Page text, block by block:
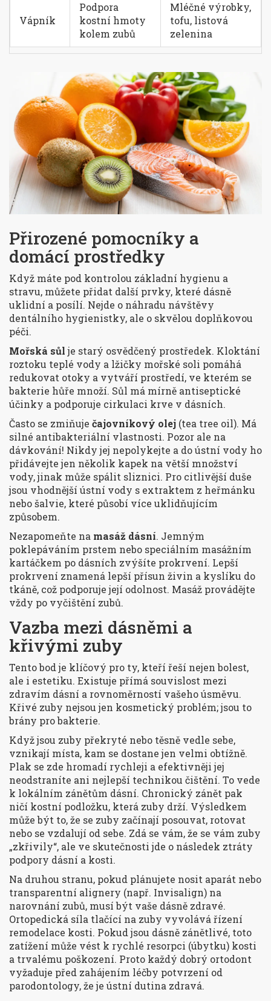
Vápník
Podpora
kostní hmoty
kolem zubů
Mléčné výrobky,
tofu, listová
zelenina
Přirozené pomocníky a
domácí prostředky
Když máte pod kontrolou základní hygienu a
stravu, můžete přidat další prvky, které dásně
uklidní a posílí. Nejde o náhradu návštěvy
dentálního hygienistky, ale o skvělou doplňkovou
péči.
Mořská sůlje starý osvědčený prostředek. Kloktání
roztoku teplé vody a lžičky mořské soli pomáhá
redukovat otoky a vytváří prostředí, ve kterém se
bakterie hůře množí. Sůl má mírně antiseptické
účinky a podporuje cirkulaci krve v dásních.
Často se zmiňuje čajovníkový olej (tea tree oil). Má
silné antibakteriální vlastnosti. Pozor ale na
dávkování! Nikdy jej nepolykejte a do ústní vody ho
přidávejte jen několik kapek na větší množství
vody, jinak může spálit sliznici. Pro citlivější duše
jsou vhodnější ústní vody s extraktem z heřmánku
nebo šalvie, které působí více uklidňujícím
způsobem.
Nezapomeňte na masáž dásní. Jemným
poklepáváním prstem nebo speciálním masážním
kartáčkem po dásních zvýšíte prokrvení. Lepší
prokrvení znamená lepší přísun živin a kyslíku do
tkáně, což podporuje její odolnost. Masáž provádějte
vždy po vyčištění zubů.
Vazba mezi dásněmi a
křivými zuby
Tento bod je klíčový pro ty, kteří řeší nejen bolest,
ale i estetiku. Existuje přímá souvislost mezi
zdravím dásní a rovnoměrností vašeho úsměvu.
Křivé zuby nejsou jen kosmetický problém; jsou to
brány pro bakterie.
Když jsou zuby překryté nebo těsně vedle sebe,
vznikají místa, kam se dostane jen velmi obtížně.
Plak se zde hromadí rychleji a efektivněji jej
neodstraníte ani nejlepší technikou čištění. To vede
k lokálním zánětům dásní. Chronický zánět pak
ničí kostní podložku, která zuby drží. Výsledkem
může být to, že se zuby začínají posouvat, rotovat
nebo se vzdalují od sebe. Zdá se vám, že se vám zuby
„zkřivily“, ale ve skutečnosti jde o následek ztráty
podpory dásní a kosti.
Na druhou stranu, pokud plánujete nosit aparát nebo
transparentní alignery (např. Invisalign) na
narovnání zubů, musí být vaše dásně zdravé.
Ortopedická síla tlačící na zuby vyvolává řízení
remodelace kosti. Pokud jsou dásně zánětlivé, toto
zatížení může vést k rychlé resorpci (úbytku) kosti
a trvalému poškození. Proto každý dobrý ortodont
vyžaduje před zahájením léčby potvrzení od
parodontology, že je ústní dutina zdravá.